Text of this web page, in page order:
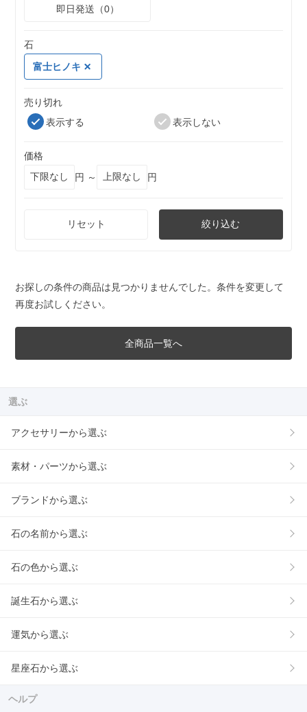
即日発送（0）
石
富士ヒノキ
売り切れ
表示する
表示しない
価格
円 ～
円
リセット 絞り込む
お探しの条件の商品は見つかりませんでした。条件を変更して
再度お試しください。
全商品一覧へ
選ぶ
アクセサリーから選ぶ
素材・パーツから選ぶ
ブランドから選ぶ
石の名前から選ぶ
石の色から選ぶ
誕生石から選ぶ
運気から選ぶ
星座石から選ぶ
ヘルプ